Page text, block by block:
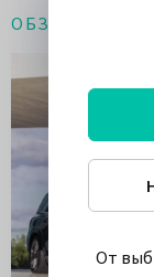
ОБЗОРЫ 1
От